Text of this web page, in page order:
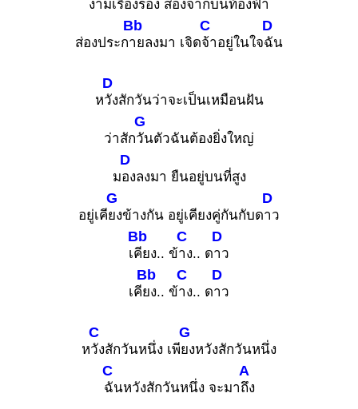
งามเรืองรอง ส่องจากบนท้องฟ้า
ส่องประก
Bb
ายลงมา เจิด
C
จ้าอยู่ในใจ
D
ฉัน
ห
D
วังสักวันว่าจะเป็นเหมือนฝัน
ว่าสัก
G
วันตัวฉันต้องยิ่งใหญ่
ม
D
องลงมา ยืนอยู่บนที่สูง
อยู่เคี
G
ยงข้างกัน อยู่เคียงคู่กันกับด
D
าว
เ
Bb
คียง.. ข้
C
าง.. ด
D
าว
เคี
Bb
ยง.. ข้
C
าง.. ด
D
าว
ห
C
วังสักวันหนึ่ง เพี
G
ยงหวังสักวันหนึ่ง
C
ฉันหวังสักวันหนึ่ง จะมา
A
ถึง